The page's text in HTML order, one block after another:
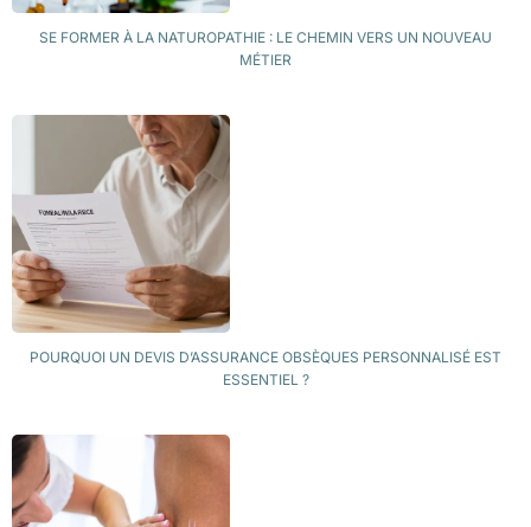
SE FORMER À LA NATUROPATHIE : LE CHEMIN VERS UN NOUVEAU
MÉTIER
POURQUOI UN DEVIS D’ASSURANCE OBSÈQUES PERSONNALISÉ EST
ESSENTIEL ?